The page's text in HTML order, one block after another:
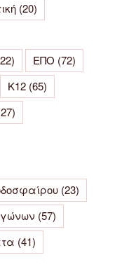
(20)
ΕΠΟ (72)
Κ12 (65)
(23)
(57)
(41)